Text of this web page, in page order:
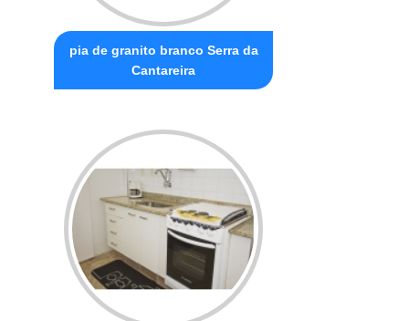
pia de granito branco Serra da
Cantareira